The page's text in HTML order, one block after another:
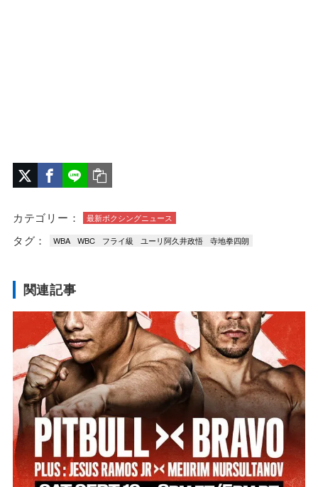
カテゴリー： 最新ボクシングニュース
タグ： WBA WBC フライ級 ユーリ阿久井政悟 寺地拳四朗
関連記事